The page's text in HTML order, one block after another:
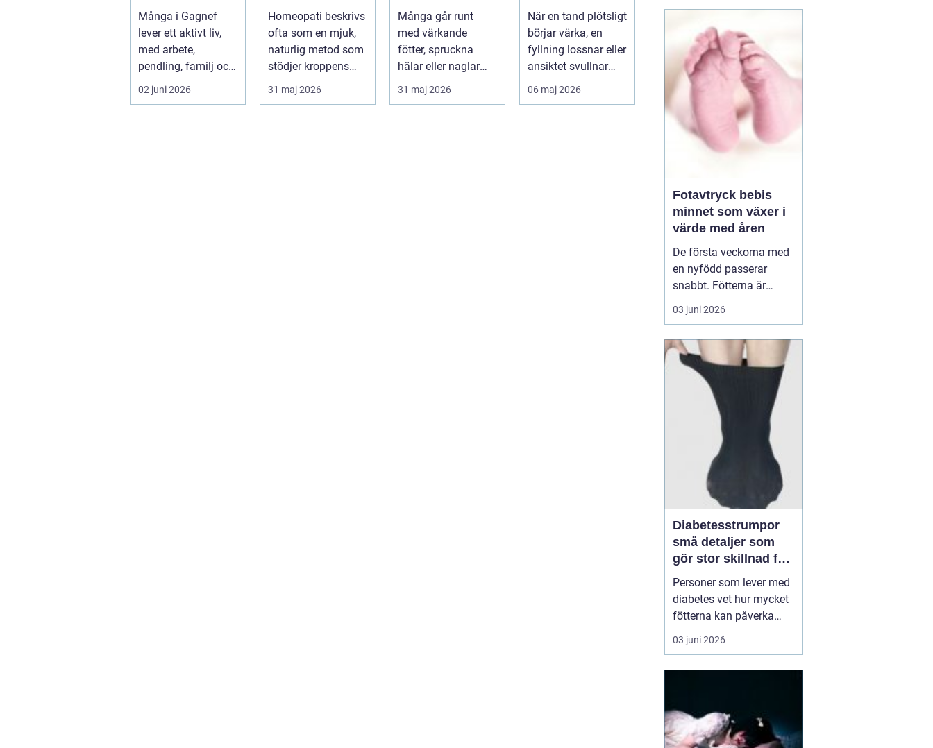
och bättre hälsa
Många i Gagnef
lever ett aktivt liv,
med arbete,
pendling, familj och
fritidsintressen som
ska få pl...
02 juni 2026
mot bättre
balans
Homeopati beskrivs
ofta som en mjuk,
naturlig metod som
stödjer kroppens
läkningsförmåga. I
31 maj 2026
vardagen
Många går runt
med värkande
fötter, spruckna
hälar eller naglar
som skaver utan att
göra något åt de...
31 maj 2026
hjälp när tanden
krisar
När en tand plötsligt
börjar värka, en
fyllning lossnar eller
ansiktet svullnar
upp vill man ha
06 maj 2026
användning och
återhämtning. Relationer,
arbete, hälsa och
självkänsla påverkas
steg för steg, ofta...
Fotavtryck bebis
minnet som växer i
värde med åren
De första veckorna med
en nyfödd passerar
snabbt. Fötterna är
pyttesmå, huden är mjuk
och varje liten rynka
föräldrar vill fånga den
här tiden på ett sätt som
håller längre än
mobilbilder. Ett
fotavt...
03 juni 2026
Diabetesstrumpor
små detaljer som
gör stor skillnad för
känsliga fötter
Personer som lever med
diabetes vet hur mycket
fötterna kan påverka
vardagen. Nedsatt
känsel, sämre
kan utvecklas till ett
större sår. I den
03 juni 2026